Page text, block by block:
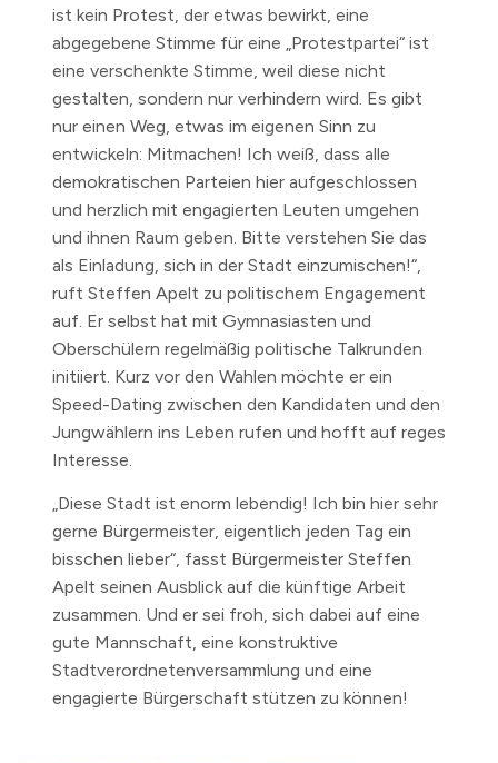
ist kein Protest, der etwas bewirkt, eine
abgegebene Stimme für eine „Protestpartei“ ist
eine verschenkte Stimme, weil diese nicht
gestalten, sondern nur verhindern wird. Es gibt
nur einen Weg, etwas im eigenen Sinn zu
entwickeln: Mitmachen! Ich weiß, dass alle
demokratischen Parteien hier aufgeschlossen
und herzlich mit engagierten Leuten umgehen
und ihnen Raum geben. Bitte verstehen Sie das
als Einladung, sich in der Stadt einzumischen!“,
ruft Steffen Apelt zu politischem Engagement
auf. Er selbst hat mit Gymnasiasten und
Oberschülern regelmäßig politische Talkrunden
initiiert. Kurz vor den Wahlen möchte er ein
Speed-Dating zwischen den Kandidaten und den
Jungwählern ins Leben rufen und hofft auf reges
Interesse.
„Diese Stadt ist enorm lebendig! Ich bin hier sehr
gerne Bürgermeister, eigentlich jeden Tag ein
bisschen lieber“, fasst Bürgermeister Steffen
Apelt seinen Ausblick auf die künftige Arbeit
zusammen. Und er sei froh, sich dabei auf eine
gute Mannschaft, eine konstruktive
Stadtverordnetenversammlung und eine
engagierte Bürgerschaft stützen zu können!